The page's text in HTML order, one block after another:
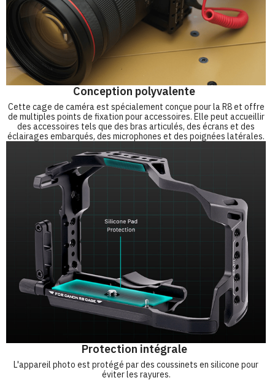
Conception polyvalente
Cette cage de caméra est spécialement conçue pour la R8 et offre
de multiples points de fixation pour accessoires. Elle peut accueillir
des accessoires tels que des bras articulés, des écrans et des
éclairages embarqués, des microphones et des poignées latérales.
Protection intégrale
L'appareil photo est protégé par des coussinets en silicone pour
éviter les rayures.